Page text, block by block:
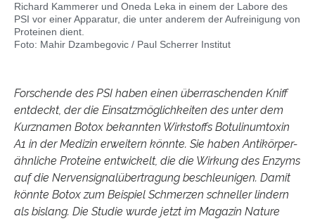
Richard Kammerer und Oneda Leka in einem der Labore des
PSI vor einer Apparatur, die unter anderem der Aufreinigung von
Proteinen dient.
Foto: Mahir Dzambegovic / Paul Scherrer Institut
Forschende des PSI haben einen überraschenden Kniff
entdeckt, der die Einsatzmöglichkeiten des unter dem
Kurznamen Botox bekannten Wirkstoffs Botulinumtoxin
A1 in der Medizin erweitern könnte. Sie haben Antikörper-
ähnliche Proteine entwickelt, die die Wirkung des Enzyms
auf die Nervensignalübertragung beschleunigen. Damit
könnte Botox zum Beispiel Schmerzen schneller lindern
als bislang. Die Studie wurde jetzt im Magazin Nature